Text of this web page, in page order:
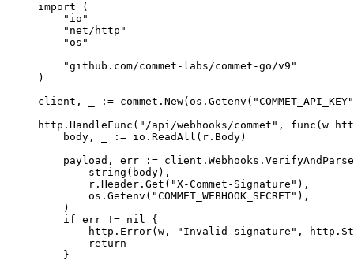
import (
    "
io "
    "
net/http "
    "
os "
    "
github.com/commet-labs/commet-go/v9 "
)
client, _
:= commet. New(os. Getenv ( "COMMET_API_KEY"
http. HandleFunc ( "/api/webhooks/commet" , func ( w
    body, _
:= io. ReadAll (r.Body)
    payload, err
:= client.Webhooks. VerifyAndParse
        string
(body),
        r.Header.
Get ( "X-Commet-Signature" ),
        os.
Getenv ( "COMMET_WEBHOOK_SECRET" ),
    )
    if
err != nil {
        http.
Error(w, "Invalid signature" ,
        return
    }